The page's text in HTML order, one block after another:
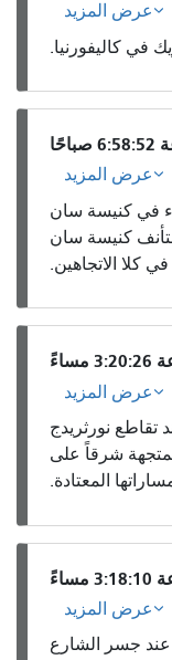
عرض المزيد
في كاليفورنيا.
عرض المزيد
في كنيسة سان
تقاطع شارع 29. ستستأنف كنيسة سان
كلا الاتجاهين.
عرض المزيد
تقاطع نورثريدج
شرقاً على
عرض المزيد
عند جسر الشارع